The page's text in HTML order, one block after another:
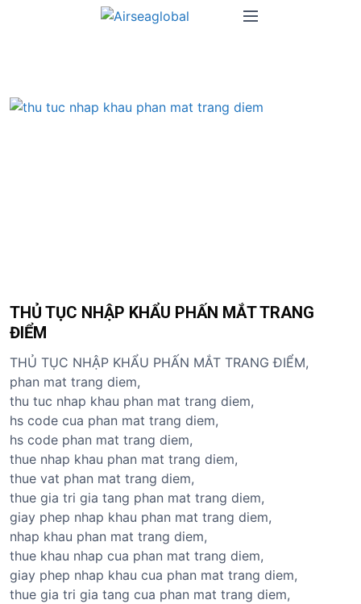
M
THỦ TỤC NHẬP KHẨU PHẤN MẮT TRANG
ĐIỂM
THỦ TỤC NHẬP KHẨU PHẤN MẮT TRANG ĐIỂM,
phan mat trang diem,
thu tuc nhap khau phan mat trang diem,
hs code cua phan mat trang diem,
hs code phan mat trang diem,
thue nhap khau phan mat trang diem,
thue vat phan mat trang diem,
thue gia tri gia tang phan mat trang diem,
giay phep nhap khau phan mat trang diem,
nhap khau phan mat trang diem,
thue khau nhap cua phan mat trang diem,
giay phep nhap khau cua phan mat trang diem,
thue gia tri gia tang cua phan mat trang diem,